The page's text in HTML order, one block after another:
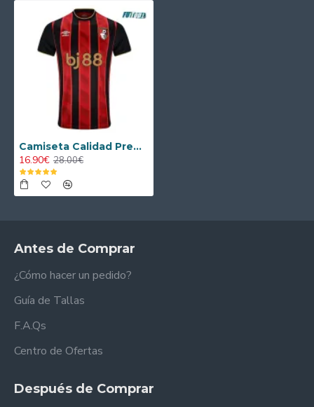
Camiseta Calidad Premium AFC Bournemouth Local 2025/26
16.90€ 28.00€
Antes de Comprar
¿Cómo hacer un pedido?
Guía de Tallas
F.A.Qs
Centro de Ofertas
Después de Comprar